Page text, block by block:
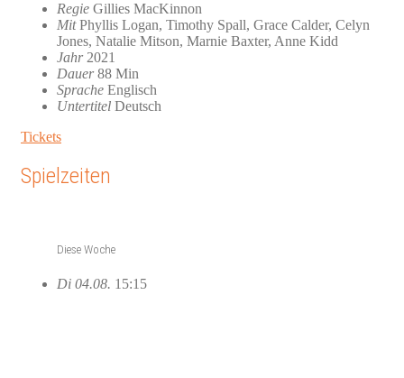
Regie Gillies MacKinnon
MitPhyllis Logan, Timothy Spall, Grace Calder, Celyn
Jones, Natalie Mitson, Marnie Baxter, Anne Kidd
Jahr2021
Dauer88 Min
Sprache Englisch
Untertitel Deutsch
Tickets
Spielzeiten
Diese Woche
Di 04.08. 15:15